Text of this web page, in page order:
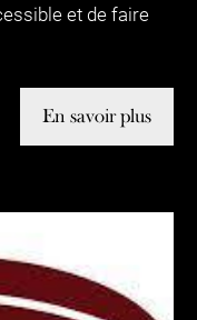
et de faire
En savoir plus